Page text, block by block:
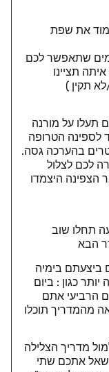
את שפת
שתאפשר לכם
תציינו
תקין )
תעלו על מורנה
לספינה הטרופה
לכם לצלול
הצפינה היצמדו
תחלו שוב
הבא
ביצעתם בימיה
כגון : ביום
הרביעי אתם
מהמדריך תוכלו
מדריך הצלילה
אתכם שתי